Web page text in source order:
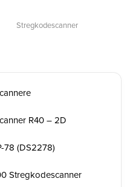
Stregkodescanner
R40 – 2D
78 (DS2278)
Stregkodescanner